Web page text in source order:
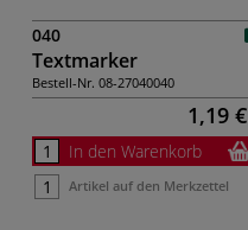
040
Textmarker
Bestell-Nr. 08-27040040
1,19 €
In den Warenkorb
Artikel auf den Merkzettel